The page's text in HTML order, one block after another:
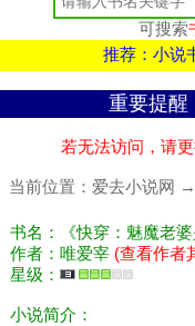
可搜索
推荐：小说
重要提醒
若无法访问，请
当前位置： 爱去小说网 →
书名：《快穿：魅魔老婆
作者：唯爱宰 (查看作者
星级：
小说简介：